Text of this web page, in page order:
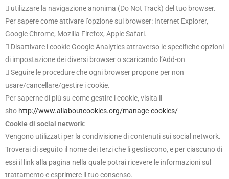
 utilizzare la navigazione anonima (Do Not Track) del tuo browser.
Per sapere come attivare l’opzione sui browser: Internet Explorer,
Google Chrome, Mozilla Firefox, Apple Safari.
 Disattivare i cookie Google Analytics attraverso le specifiche opzioni
di impostazione dei diversi browser o scaricando l’Add-on
 Seguire le procedure che ogni browser propone per non
usare/cancellare/gestire i cookie.
Per saperne di più su come gestire i cookie, visita il
sito http://www.allaboutcookies.org/manage-cookies/
Cookie di social network:
Vengono utilizzati per la condivisione di contenuti sui social network.
Troverai di seguito il nome dei terzi che li gestiscono, e per ciascuno di
essi il link alla pagina nella quale potrai ricevere le informazioni sul
trattamento e esprimere il tuo consenso.